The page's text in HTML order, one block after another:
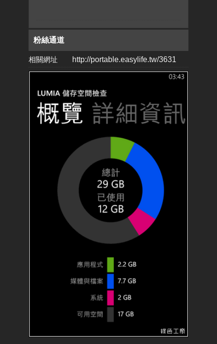
粉絲通道
相關網址 http://portable.easylife.tw/3631